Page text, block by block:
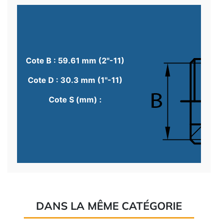
Cote B : 59.61 mm (2"-11)
Cote D : 30.3 mm (1"-11)
Cote S (mm) :
DANS LA MÊME CATÉGORIE